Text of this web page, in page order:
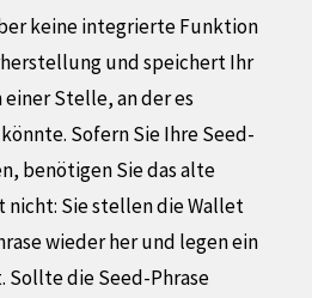
keine integrierte Funktion
und speichert Ihr
einer Stelle, an der es
Sofern Sie Ihre Seed-
benötigen Sie das alte
nicht: Sie stellen die Wallet
wieder her und legen ein
Sollte die Seed-Phrase